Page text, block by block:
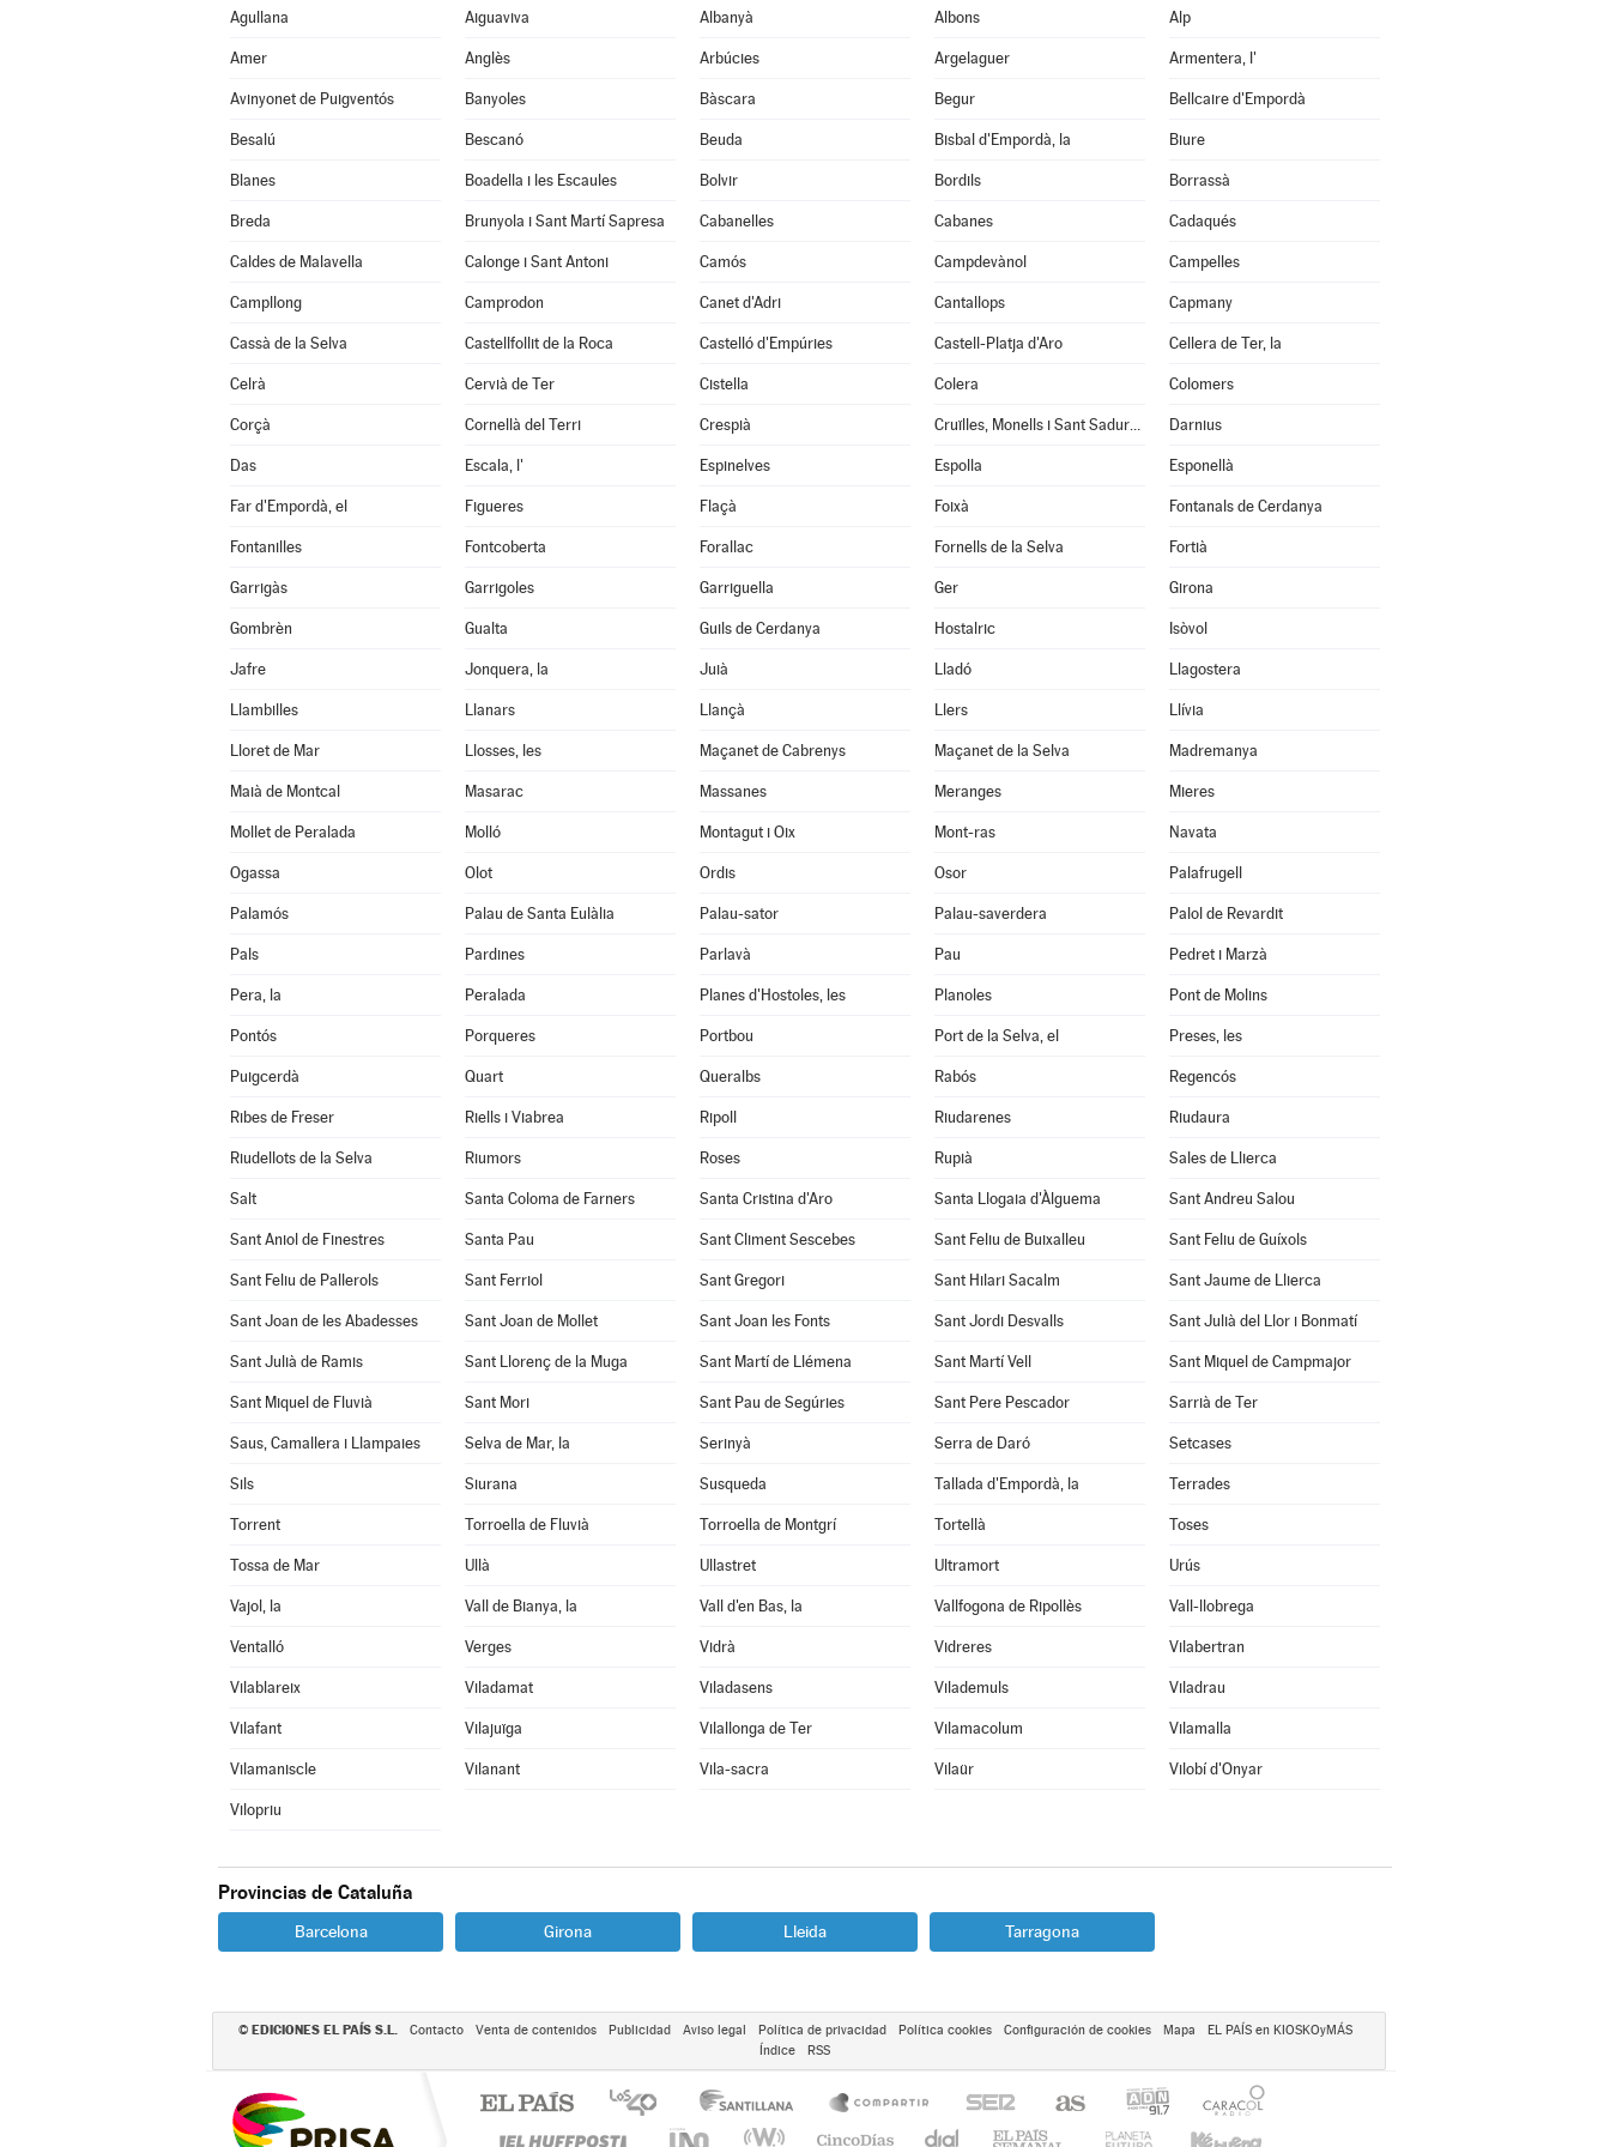
Agullana Aiguaviva Albanyà Albons Alp
Amer Anglès Arbúcies Argelaguer Armentera, l'
Avinyonet de Puigventós Banyoles Bàscara Begur Bellcaire d'Empordà
Besalú Bescanó Beuda Bisbal d'Empordà, la Biure
Blanes Boadella i les Escaules Bolvir Bordils Borrassà
Breda Brunyola i Sant Martí Sapresa Cabanelles Cabanes Cadaqués
Caldes de Malavella Calonge i Sant Antoni Camós Campdevànol Campelles
Campllong Camprodon Canet d'Adri Cantallops Capmany
Cassà de la Selva Castellfollit de la Roca Castelló d'Empúries Castell-Platja d'Aro Cellera de Ter, la
Celrà Cervià de Ter Cistella Colera Colomers
Corçà Cornellà del Terri Crespià Cruïlles, Monells i Sant Sadurní de l'Heura Darnius
Das Escala, l' Espinelves Espolla Esponellà
Far d'Empordà, el Figueres Flaçà Foixà Fontanals de Cerdanya
Fontanilles Fontcoberta Forallac Fornells de la Selva Fortià
Garrigàs Garrigoles Garriguella Ger Girona
Gombrèn Gualta Guils de Cerdanya Hostalric Isòvol
Jafre Jonquera, la Juià Lladó Llagostera
Llambilles Llanars Llançà Llers Llívia
Lloret de Mar Llosses, les Maçanet de Cabrenys Maçanet de la Selva Madremanya
Maià de Montcal Masarac Massanes Meranges Mieres
Mollet de Peralada Molló Montagut i Oix Mont-ras Navata
Ogassa Olot Ordis Osor Palafrugell
Palamós Palau de Santa Eulàlia Palau-sator Palau-saverdera Palol de Revardit
Pals Pardines Parlavà Pau Pedret i Marzà
Pera, la Peralada Planes d'Hostoles, les Planoles Pont de Molins
Pontós Porqueres Portbou Port de la Selva, el Preses, les
Puigcerdà Quart Queralbs Rabós Regencós
Ribes de Freser Riells i Viabrea Ripoll Riudarenes Riudaura
Riudellots de la Selva Riumors Roses Rupià Sales de Llierca
Salt Santa Coloma de Farners Santa Cristina d'Aro Santa Llogaia d'Àlguema Sant Andreu Salou
Sant Aniol de Finestres Santa Pau Sant Climent Sescebes Sant Feliu de Buixalleu Sant Feliu de Guíxols
Sant Feliu de Pallerols Sant Ferriol Sant Gregori Sant Hilari Sacalm Sant Jaume de Llierca
Sant Joan de les Abadesses Sant Joan de Mollet Sant Joan les Fonts Sant Jordi Desvalls Sant Julià del Llor i Bonmatí
Sant Julià de Ramis Sant Llorenç de la Muga Sant Martí de Llémena Sant Martí Vell Sant Miquel de Campmajor
Sant Miquel de Fluvià Sant Mori Sant Pau de Segúries Sant Pere Pescador Sarrià de Ter
Saus, Camallera i Llampaies Selva de Mar, la Serinyà Serra de Daró Setcases
Sils Siurana Susqueda Tallada d'Empordà, la Terrades
Torrent Torroella de Fluvià Torroella de Montgrí Tortellà Toses
Tossa de Mar Ullà Ullastret Ultramort Urús
Vajol, la Vall de Bianya, la Vall d'en Bas, la Vallfogona de Ripollès Vall-llobrega
Ventalló Verges Vidrà Vidreres Vilabertran
Vilablareix Viladamat Viladasens Vilademuls Viladrau
Vilafant Vilajuïga Vilallonga de Ter Vilamacolum Vilamalla
Vilamaniscle Vilanant Vila-sacra Vilaür Vilobí d'Onyar
Vilopriu
Provincias de Cataluña
Barcelona Girona Lleida Tarragona
© EDICIONES EL PAÍS S.L. Contacto Venta de contenidos Publicidad Aviso legal Política de privacidad Política cookies Configuración de cookies Mapa
EL PAÍS en KIOSKOyMÁS
Índice
RSS